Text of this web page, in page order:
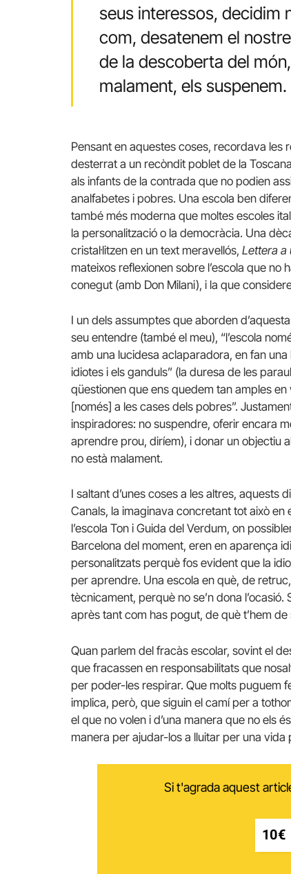
seus interessos, decidim
com, desatenem el
de la descoberta del
malament, els
Pensant en aquestes coses, recordava les
desterrat a un recòndit poblet de la
als infants de la contrada que no podien
analfabetes i pobres. Una escola ben
també més moderna que moltes escoles
la personalització o la democràcia. Una
cristal·litzen en un text meravellós, Lettera a
mateixos reflexionen sobre l’escola que no
conegut (amb Don Milani), i la que
I un dels assumptes que aborden
seu entendre (també el meu), “l’escola
amb una lucidesa aclaparadora, en fan
idiotes i els ganduls” (la duresa de les
qüestionen que ens quedem tan amples
[només] a les cases dels pobres”.
inspiradores: no suspendre, oferir encara
aprendre prou, diríem), i donar un objectiu
no està malament.
I saltant d’unes coses a les altres, aquests
Canals, la imaginava concretant tot això
l’escola Ton i Guida del Verdum, on
Barcelona del moment, eren en aparença
personalitzats perquè fos evident que la
per aprendre. Una escola en què, de
tècnicament, perquè no se’n dona
après tant com has pogut, de què t’hem
Quan parlem del fracàs escolar, sovint el
que fracassen en responsabilitats que
per poder-les respirar. Que molts puguem
implica, però, que siguin el camí per a
el que no volen i d’una manera que no els
manera per ajudar-los a lluitar per una vida
Si t'agrada aquest
10€